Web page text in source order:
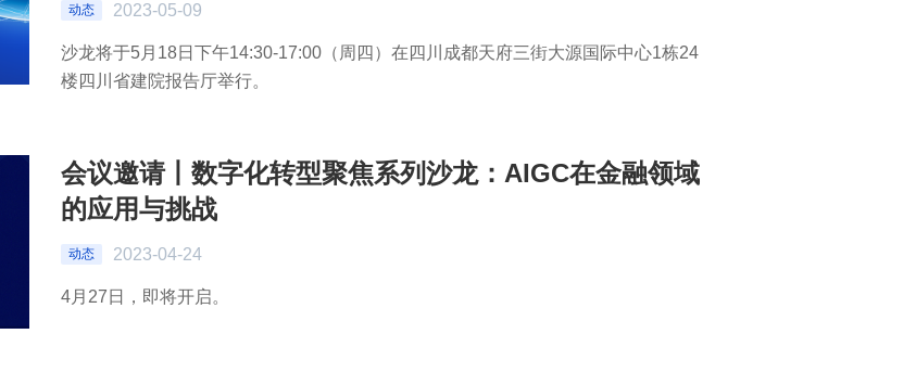
动态 2023-05-09
沙龙将于5月18日下午14:30-17:00（周四）在四川成都天府三街大源国际中心1栋24
楼四川省建院报告厅举行。
会议邀请丨数字化转型聚焦系列沙龙：AIGC在金融领域
的应用与挑战
动态 2023-04-24
4月27日，即将开启。